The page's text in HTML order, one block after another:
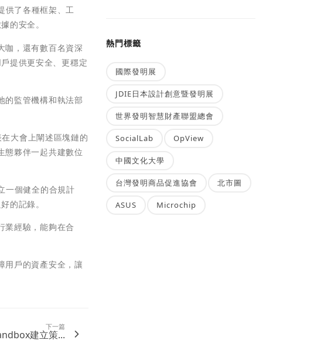
供了各種框架、工
的安全。
咖，還有數百名資深
提供更安全、更穩定
的監管機構和執法部
大會上闡述區塊鏈的
態夥伴一起共建數位
一個健全的合規計
的記錄。
業經驗，能夠在合
用戶的資產安全，讓
下一篇
建立策...
熱門標籤
國際發明展
JDIE日本設計創意暨發明展
世界發明智慧財產聯盟總會
SocialLab OpView
中國文化大學
台灣發明商品促進協會 北市圖
ASUS Microchip